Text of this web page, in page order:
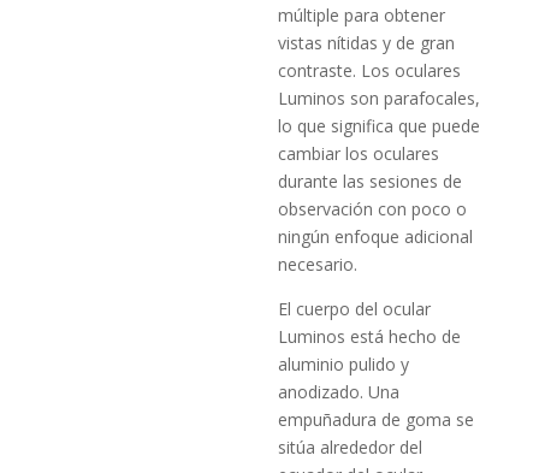
múltiple para obtener
vistas nítidas y de gran
contraste. Los oculares
Luminos son parafocales,
lo que significa que puede
cambiar los oculares
durante las sesiones de
observación con poco o
ningún enfoque adicional
necesario.
El cuerpo del ocular
Luminos está hecho de
aluminio pulido y
anodizado. Una
empuñadura de goma se
sitúa alrededor del